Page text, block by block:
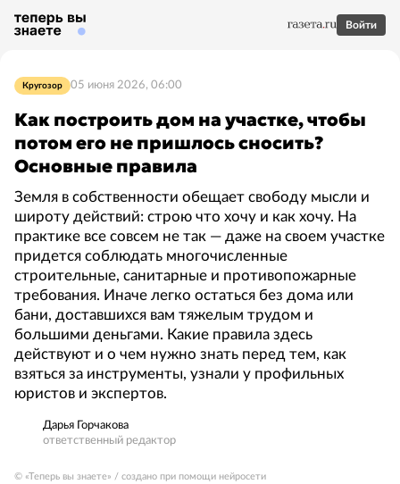
Войти
Кругозор 05 июня 2026, 06:00
Как построить дом на участке, чтобы
потом его не пришлось сносить?
Основные правила
Земля в собственности обещает свободу мысли и
широту действий: строю что хочу и как хочу. На
практике все совсем не так — даже на своем участке
придется соблюдать многочисленные
строительные, санитарные и противопожарные
требования. Иначе легко остаться без дома или
бани, доставшихся вам тяжелым трудом и
большими деньгами. Какие правила здесь
действуют и о чем нужно знать перед тем, как
взяться за инструменты, узнали у профильных
юристов и экспертов.
Дарья Горчакова
ответственный редактор
© «Теперь вы знаете» / создано при помощи нейросети